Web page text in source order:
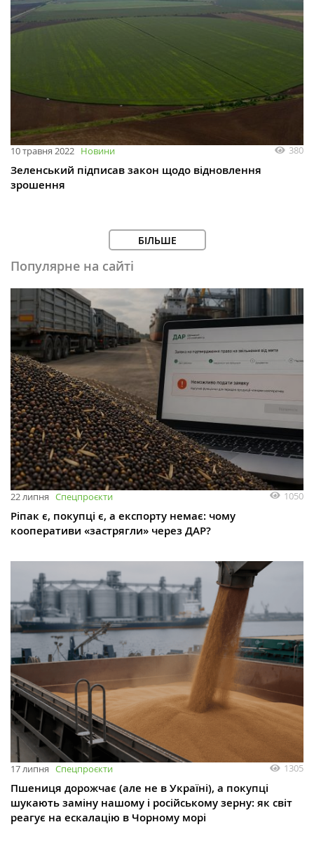
10 травня 2022 Новини 380
Зеленський підписав закон щодо відновлення
зрошення
БІЛЬШЕ
Популярне на сайті
22 липня Спецпроєкти 1050
Ріпак є, покупці є, а експорту немає: чому
кооперативи «застрягли» через ДАР?
17 липня Спецпроєкти 1305
Пшениця дорожчає (але не в Україні), а покупці
шукають заміну нашому і російському зерну: як світ
реагує на ескалацію в Чорному морі